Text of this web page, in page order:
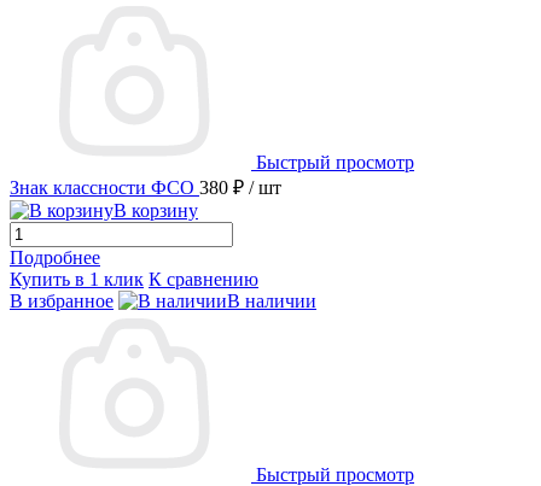
Быстрый просмотр
Знак классности ФСО 380 ₽ / шт
В корзину
Подробнее
Купить в 1 клик К сравнению
В избранное
В наличии
Быстрый просмотр